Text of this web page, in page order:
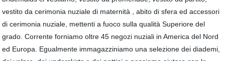
vestito da cerimonia nuziale di maternità , abito di sfera ed accessori
di cerimonia nuziale, mettenti a fuoco sulla qualità Superiore del
grado. Corrente forniamo oltre 45 negozi nuziali in America del Nord
ed Europa. Egualmente immagazziniamo una selezione dei diademi,